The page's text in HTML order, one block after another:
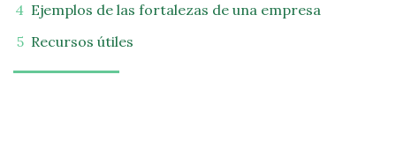
Ejemplos de las fortalezas de una empresa
Recursos útiles